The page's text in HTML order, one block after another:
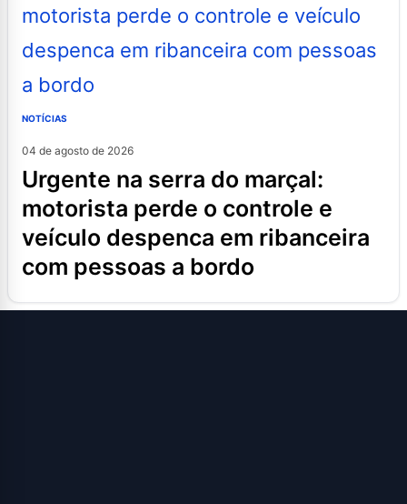
NOTÍCIAS
04 de agosto de 2026
urgente na serra do marçal:
motorista perde o controle e
veículo despenca em ribanceira
com pessoas a bordo